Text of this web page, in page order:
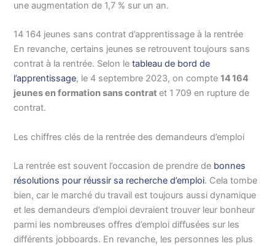
une augmentation de 1,7 % sur un an.
14 164 jeunes sans contrat d’apprentissage à la rentrée
En revanche, certains jeunes se retrouvent toujours sans
contrat à la rentrée. Selon letableau de bord de
l’apprentissage, le 4 septembre 2023, on compte14 164
jeunes en formation sans contratet 1 709 en rupture de
contrat.
Les chiffres clés de la rentrée des demandeurs d’emploi
La rentrée est souvent l’occasion de prendre de bonnes
résolutions pour réussir sa recherche d’emploi. Cela tombe
bien, car le marché du travail est toujours aussi dynamique
et les demandeurs d’emploi devraient trouver leur bonheur
parmi les nombreuses offres d’emploi diffusées sur les
différents jobboards. En revanche, les personnes les plus